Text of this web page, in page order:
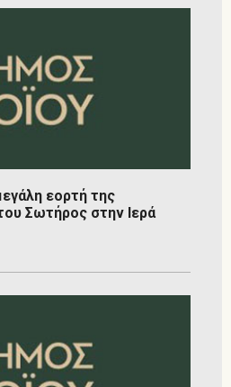
εορτή της
Σωτήρος στην Ιερά